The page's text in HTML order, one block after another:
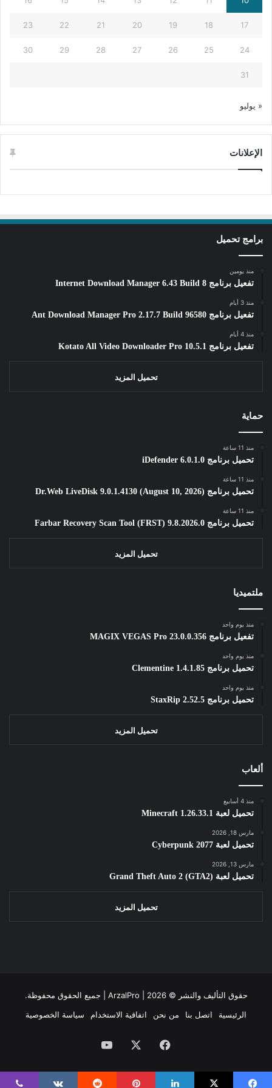
17
18
19
20
21
22
23
24
25
26
27
28
29
30
31
« يوليو
الإعلانات
برامج تحميل
منذ يومين
تفعيل برنامج Internet Download Manager 6.43 Build 8
منذ 3 أيام
تفعيل برنامج Ant Download Manager Pro 2.17.7 Build 96580
منذ 4 أيام
تفعيل برنامج Kotato All Video Downloader Pro 10.5.1
تحميل المزيد
حماية
منذ 11 ساعة
تحميل برنامج iDefender 6.0.1.0
منذ 11 ساعة
تحميل برنامج Dr.Web LiveDisk 9.0.1.4130 (August 10, 2026)
منذ 11 ساعة
تحميل برنامج Farbar Recovery Scan Tool (FRST) 9.8.2026.0
تحميل المزيد
ملتميديا
منذ يوم واحد
تفعيل برنامج MAGIX VEGAS Pro 23.0.0.356
منذ يوم واحد
تحميل برنامج Clementine 1.4.1.85
منذ يوم واحد
تحميل برنامج StaxRip 2.52.5
تحميل المزيد
ألعاب
منذ 4 أسابيع
تحميل لعبة Minecraft 1.26.33.1
مارس 18, 2026
تحميل لعبة Cyberpunk 2077
مارس 13, 2026
تحميل لعبة Grand Theft Auto 2 (GTA2)
تحميل المزيد
حقوق التأليف والنشر © ArzalPro | 2026 | جميع الحقوق محفوظة.
الرئيسية
اتصل بنا من نحن اتفاقية الاستخدام سياسة الخصوصية
فيسبوك ‫YouTube